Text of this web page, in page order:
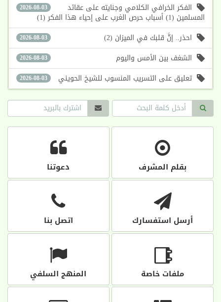
2026-08-03 الفكر الخرافي الكلامي وجنايته على عقائد
المسلمين (1) أسباب حرص الغرب على إحياء هذا الفكر (1)
2026-08-03 احذر.. إنَّ قلبك في الميزان (2)
2026-08-03 الشغف بين الأمس واليوم
2026-08-03 تعليق على التسريب المنسوب للشيخ الحويني
بقلم المشرف دعوتنا
أرسل استفسارك اتصل بنا
ملفات خاصة المنهج السلفي